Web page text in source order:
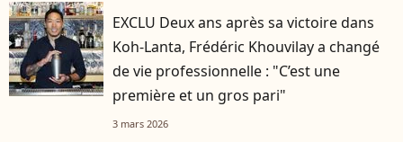
EXCLU Deux ans après sa victoire dans
Koh-Lanta, Frédéric Khouvilay a changé
de vie professionnelle : "C’est une
première et un gros pari"
3 mars 2026